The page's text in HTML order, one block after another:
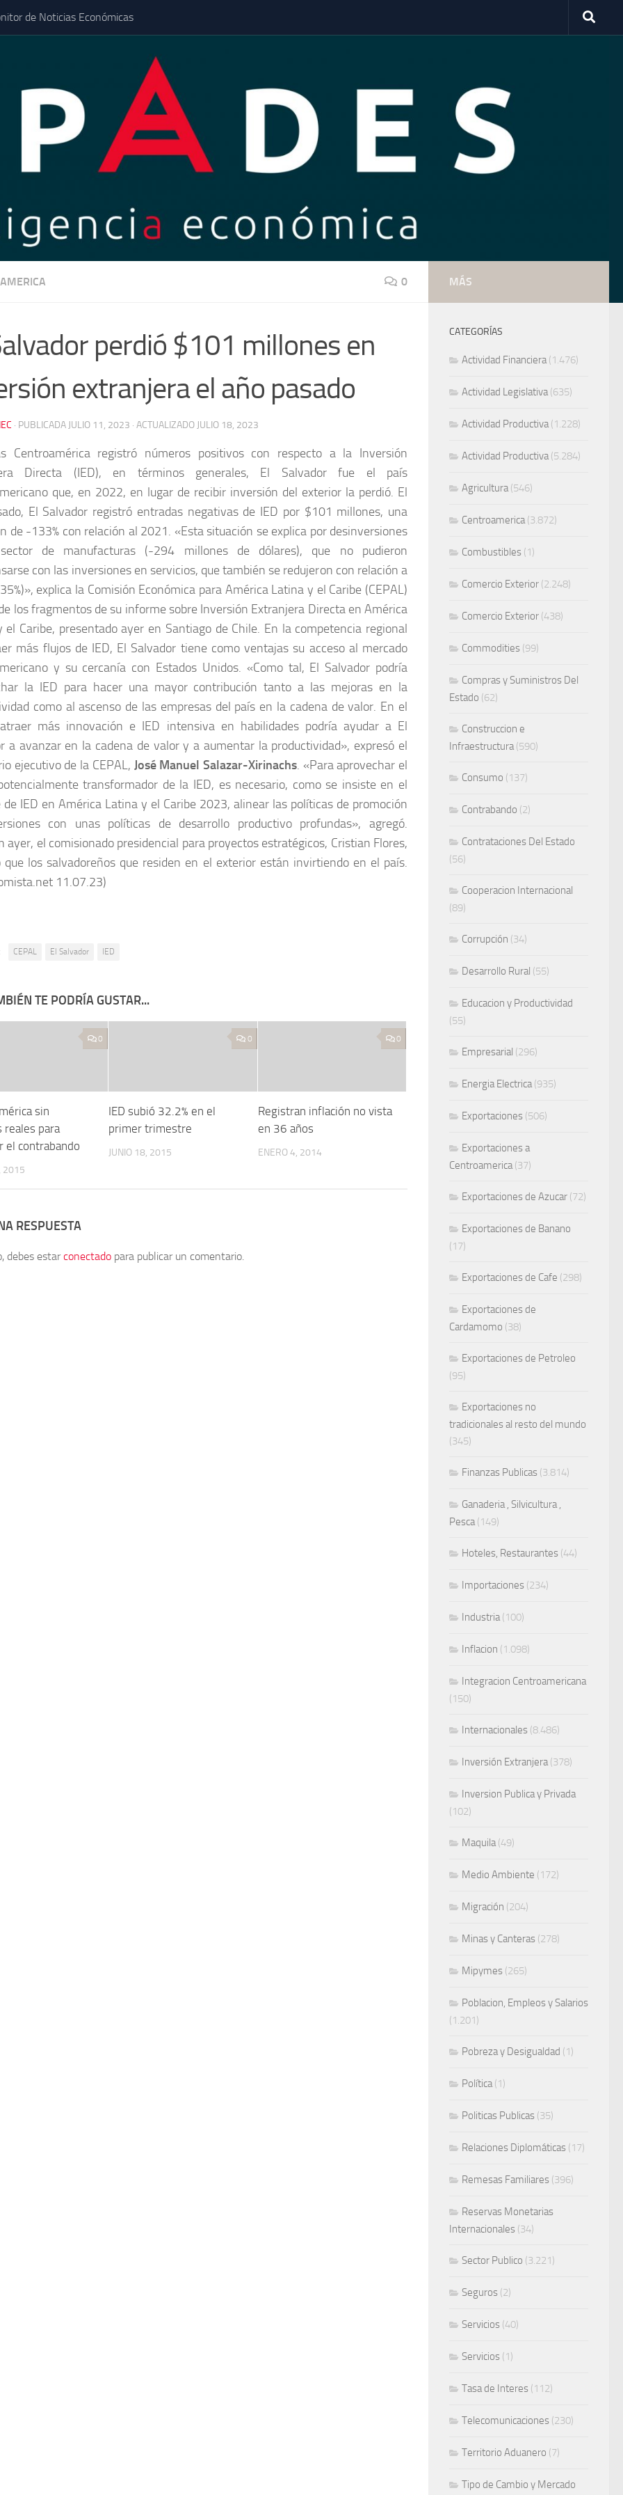
de Noticias Económicas
0
perdió $101 millones en
extranjera el año pasado
· PUBLICADA JULIO 11, 2023 · ACTUALIZADO JULIO 18, 2023
Centroamérica registró números positivos con respecto a la Inversión
Directa (IED), en términos generales, El Salvador fue el país
que, en 2022, en lugar de recibir inversión del exterior la perdió. El
El Salvador registró entradas negativas de IED por $101 millones, una
de -133% con relación al 2021. «Esta situación se explica por desinversiones
de manufacturas (-294 millones de dólares), que no pudieron
con las inversiones en servicios, que también se redujeron con relación a
explica la Comisión Económica para América Latina y el Caribe (CEPAL)
los fragmentos de su informe sobre Inversión Extranjera Directa en América
el Caribe, presentado ayer en Santiago de Chile. En la competencia regional
más flujos de IED, El Salvador tiene como ventajas su acceso al mercado
y su cercanía con Estados Unidos. «Como tal, El Salvador podría
la IED para hacer una mayor contribución tanto a las mejoras en la
como al ascenso de las empresas del país en la cadena de valor. En el
más innovación e IED intensiva en habilidades podría ayudar a El
a avanzar en la cadena de valor y a aumentar la productividad», expresó el
ejecutivo de la CEPAL, José Manuel Salazar-Xirinachs. «Para aprovechar el
transformador de la IED, es necesario, como se insiste en el
de IED en América Latina y el Caribe 2023, alinear las políticas de promoción
con unas políticas de desarrollo productivo profundas», agregó.
ayer, el comisionado presidencial para proyectos estratégicos, Cristian Flores,
que los salvadoreños que residen en el exterior están invirtiendo en el país.
11.07.23)
CEPAL El Salvador IED
TE PODRÍA GUSTAR...
0
sin
reales para
el contrabando
2015
0
IED subió 32.2% en el
primer trimestre
JUNIO 18, 2015
0
Registran inflación no vista
en 36 años
ENERO 4, 2014
RESPUESTA
debes estarconectado para publicar un comentario.
MÁS
CATEGORÍAS
Actividad Financiera(1.476)
Actividad Legislativa(635)
Actividad Productiva(1.228)
Actividad Productiva(5.284)
Agricultura(546)
Centroamerica(3.872)
Combustibles (1)
Comercio Exterior (2.248)
Comercio Exterior (438)
Commodities (99)
Compras y Suministros Del
Estado (62)
Construccion e
Infraestructura(590)
Consumo (137)
Contrabando (2)
Contrataciones Del Estado
(56)
Cooperacion Internacional
(89)
Corrupción (34)
Desarrollo Rural (55)
Educacion y Productividad
(55)
Empresarial (296)
Energia Electrica(935)
Exportaciones (506)
Exportaciones a
Centroamerica(37)
Exportaciones de Azucar (72)
Exportaciones de Banano
(17)
Exportaciones de Cafe (298)
Exportaciones de
Cardamomo (38)
Exportaciones de Petroleo
(95)
Exportaciones no
tradicionales al resto del mundo
(345)
Finanzas Publicas (3.814)
Ganaderia , Silvicultura ,
Pesca(149)
Hoteles, Restaurantes (44)
Importaciones (234)
Industria(100)
Inflacion (1.098)
Integracion Centroamericana
(150)
Internacionales (8.486)
Inversión Extranjera(378)
Inversion Publica y Privada
(102)
Maquila(49)
Medio Ambiente (172)
Migración (204)
Minas y Canteras (278)
Mipymes (265)
Poblacion, Empleos y Salarios
(1.201)
Pobreza y Desigualdad (1)
Política(1)
Politicas Publicas (35)
Relaciones Diplomáticas (17)
Remesas Familiares (396)
Reservas Monetarias
Internacionales (34)
Sector Publico (3.221)
Seguros (2)
Servicios (40)
Servicios (1)
Tasa de Interes (112)
Telecomunicaciones (230)
Territorio Aduanero (7)
Tipo de Cambio y Mercado